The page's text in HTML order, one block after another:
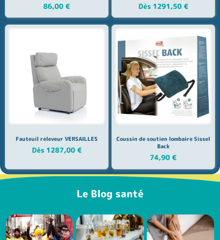
86,00 € Dès 1291,50 €
Fauteuil releveur VERSAILLES
Dès 1287,00 €
Coussin de soutien lombaire Sissel
Back
74,90 €
Le Blog santé